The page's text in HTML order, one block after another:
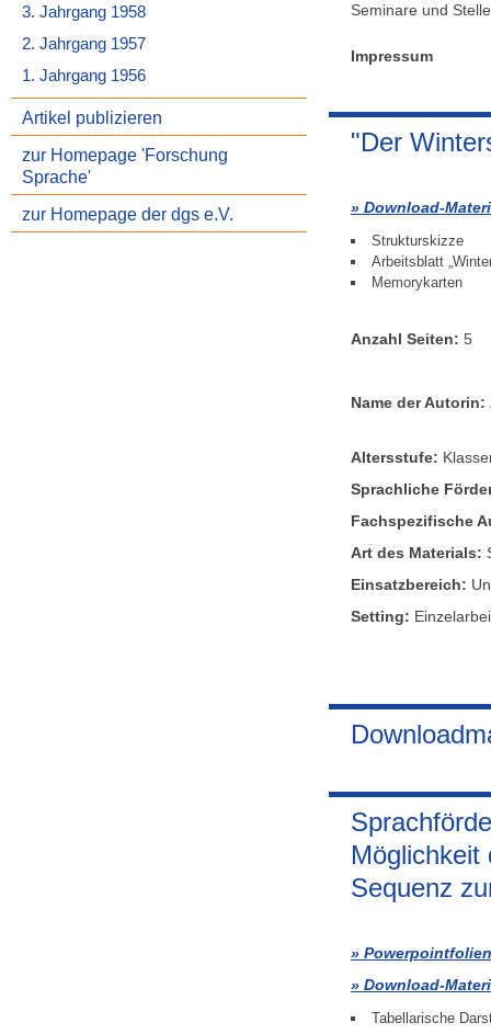
3. Jahrgang 1958
2. Jahrgang 1957
1. Jahrgang 1956
Artikel publizieren
zur Homepage 'Forschung
Sprache'
zur Homepage der dgs e.V.
Seminare und
Impressum
"Der
Download-
Strukturskizze
Arbeitsblatt
Memorykarten
Anzahl Seiten: 5
Name der Autorin:
Altersstufe:
Sprachliche
Fachspezifische
Art des Materials:
Einsatzbereich:
Setting:
Möglichkeit
Sequenz
Powerpointfolien
Download-
Tabellarische